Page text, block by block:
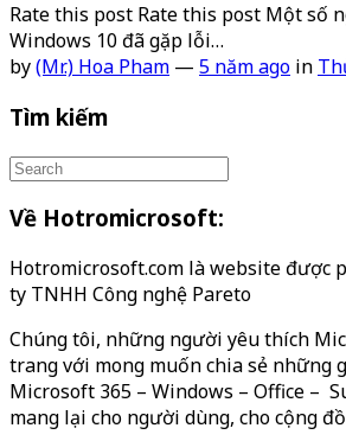
Rate this post Rate this post Một số
Windows 10 đã gặp lỗi…
by(Mr.) Hoa Pham — 5 năm ago in
Tìm kiếm
Về Hotromicrosoft:
Hotromicrosoft.com là website được
ty TNHH Công nghệ Pareto
Chúng tôi, những người yêu thích
trang với mong muốn chia sẻ những
Microsoft 365 – Windows – Office –
mang lại cho người dùng, cho cộng